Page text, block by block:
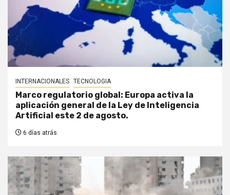
INTERNACIONALES TECNOLOGIA
Marco regulatorio global: Europa activa la
aplicación general de la Ley de Inteligencia
Artificial este 2 de agosto.
6 días atrás